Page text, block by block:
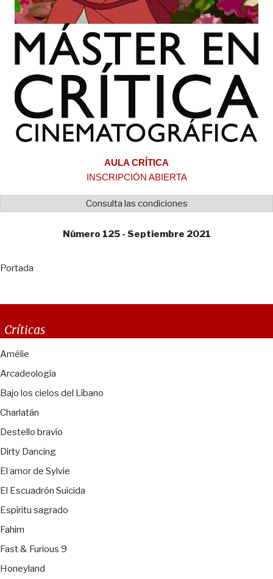
AULA CRÍTICA
INSCRIPCIÓN ABIERTA
Consulta las condiciones
Número 125 - Septiembre 2021
Portada
Críticas
Amélie
Arcadeología
Bajo los cielos del Líbano
Charlatán
Destello bravío
Dirty Dancing
El amor de Sylvie
El Escuadrón Suicida
Espíritu sagrado
Fahim
Fast & Furious 9
Honeyland